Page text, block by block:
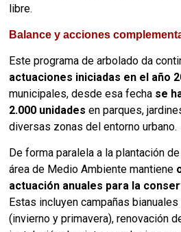
libre.
Balance y acciones
Este programa de arbolado da
actuaciones iniciadas en el año
municipales, desde esa fecha se
2.000 unidades en parques,
diversas zonas del entorno urbano.
De forma paralela a la plantación
área de Medio Ambiente mantiene
actuación anuales para la
Estas incluyen campañas
(invierno y primavera), renovación